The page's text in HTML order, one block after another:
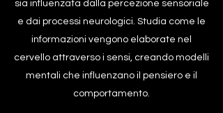
sia influenzata dalla percezione sensoriale
e dai processi neurologici. Studia come le
informazioni vengono elaborate nel
cervello attraverso i sensi, creando modelli
mentali che influenzano il pensiero e il
comportamento.​